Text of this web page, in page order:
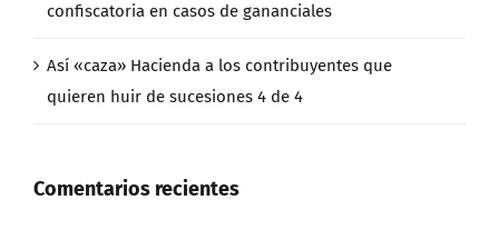
confiscatoria en casos de gananciales
Así «caza» Hacienda a los contribuyentes que
quieren huir de sucesiones 4 de 4
Comentarios recientes